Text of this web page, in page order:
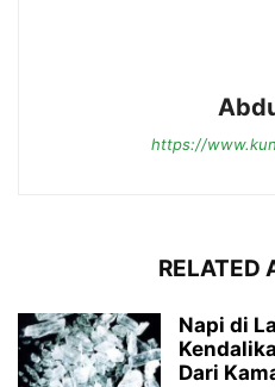
https://
RELATED
Napi di
Dari